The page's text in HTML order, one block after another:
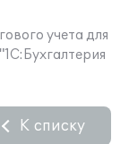
учета для
К списку